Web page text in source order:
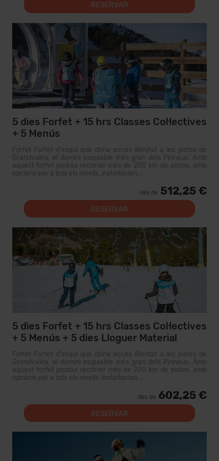
RESERVAR
5 dies Forfet + 15 hrs Classes Col·lectives
+ 5 Menús
Forfet Forfet d'esquí que dóna accés il·limitat a les pistes de
Grandvalira, el domini esquiable més gran dels Pirineus. Amb
aquest forfet podràs recórrer més de 200 km de pistes, amb
opcions per a tots els nivells, instal·lacion...
des de 512,25 €
RESERVAR
5 dies Forfet + 15 hrs Classes Col·lectives
+ 5 Menús + 5 dies Lloguer Material
Forfet Forfet d'esquí que dóna accés il·limitat a les pistes de
Grandvalira, el domini esquiable més gran dels Pirineus. Amb
aquest forfet podràs recórrer més de 200 km de pistes, amb
opcions per a tots els nivells, instal·lacion...
des de 602,25 €
RESERVAR